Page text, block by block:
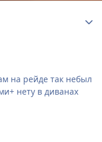
на рейде так небыл
нету в диванах